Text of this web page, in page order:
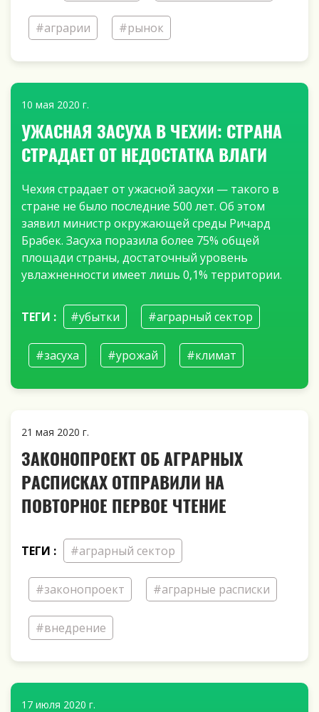
#аграрии #рынок
10 мая 2020 г.
УЖАСНАЯ ЗАСУХА В ЧЕХИИ: СТРАНА
СТРАДАЕТ ОТ НЕДОСТАТКА ВЛАГИ
Чехия страдает от ужасной засухи — такого в
стране не было последние 500 лет. Об этом
заявил министр окружающей среды Ричард
Брабек. Засуха поразила более 75% общей
площади страны, достаточный уровень
увлажненности имеет лишь 0,1% территории.
ТЕГИ : #убытки #аграрный сектор
#засуха #урожай #климат
21 мая 2020 г.
ЗАКОНОПРОЕКТ ОБ АГРАРНЫХ
РАСПИСКАХ ОТПРАВИЛИ НА
ПОВТОРНОЕ ПЕРВОЕ ЧТЕНИЕ
ТЕГИ : #аграрный сектор
#законопроект #аграрные расписки
#внедрение
17 июля 2020 г.